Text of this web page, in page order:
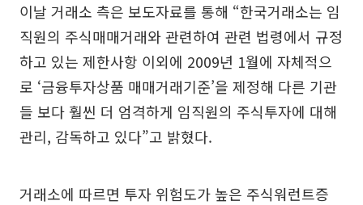
이날 거래소 측은 보도자료를 통해 “한국거래소는 임
직원의 주식매매거래와 관련하여 관련 법령에서 규정
하고 있는 제한사항 이외에 2009년 1월에 자체적으
로 ‘금융투자상품 매매거래기준’을 제정해 다른 기관
들 보다 훨씬 더 엄격하게 임직원의 주식투자에 대해
관리, 감독하고 있다”고 밝혔다.
거래소에 따르면 투자 위험도가 높은 주식워런트증